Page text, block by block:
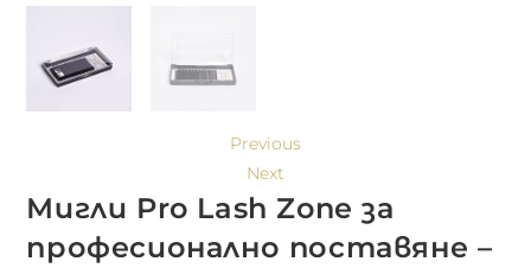
Previous
Next
Мигли Pro Lash Zone за
професионално поставяне –